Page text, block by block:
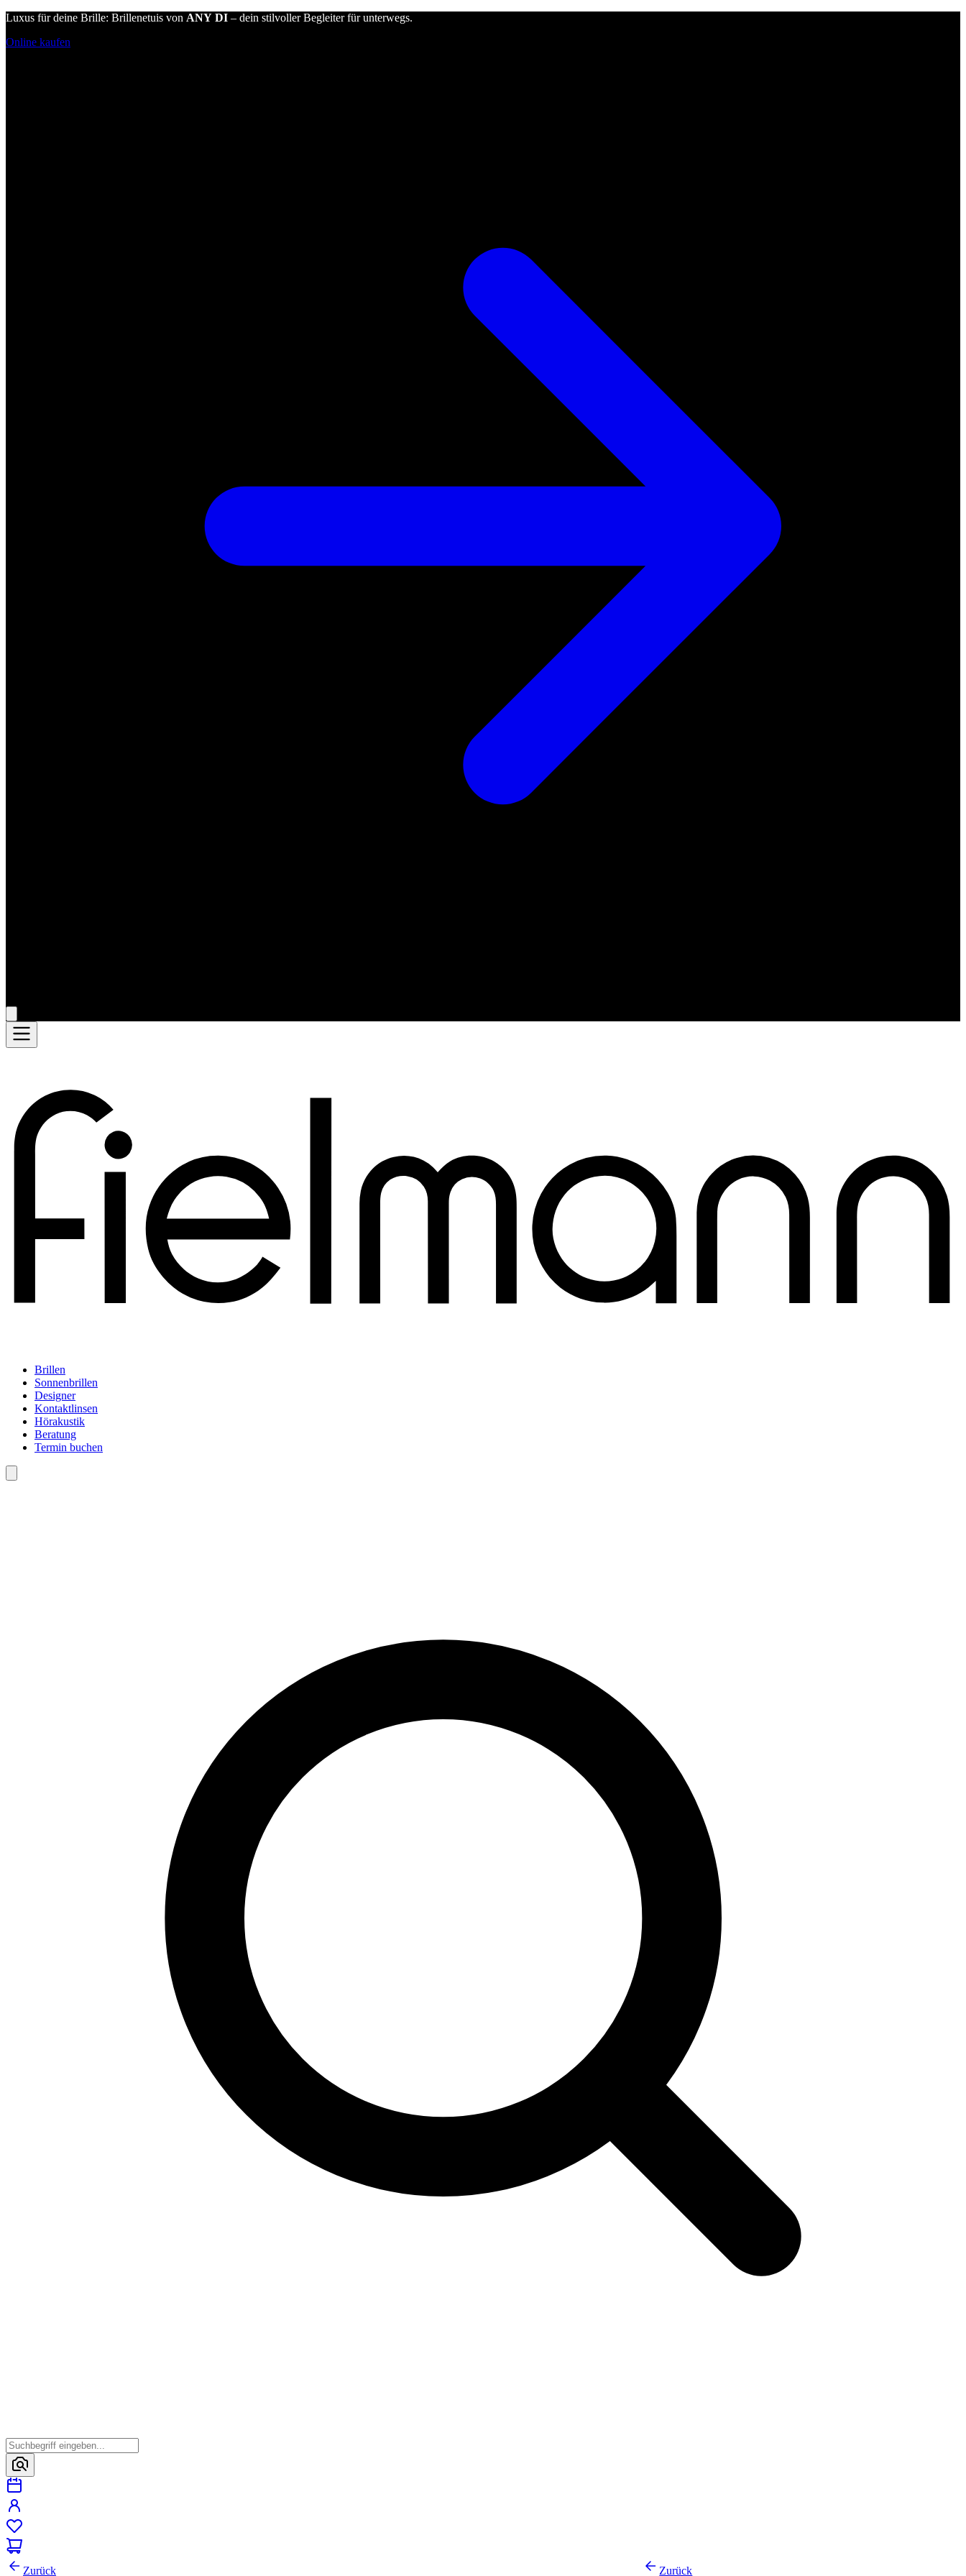
Luxus für deine Brille: Brillenetuis von ANY DI – dein stilvoller Begleiter für unterwegs.
Online kaufen
Brillen
Sonnenbrillen
Designer
Kontaktlinsen
Hörakustik
Beratung
Termin buchen
Zurück Zurück